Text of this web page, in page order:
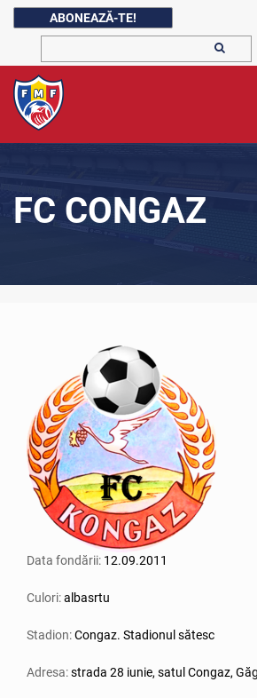
ABONEAZĂ-TE!
FC CONGAZ
Data fondării: 12.09.2011
Culori:albasrtu
Stadion:Congaz. Stadionul sătesc
Adresa:strada 28 iunie, satul Congaz,